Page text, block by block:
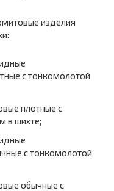
изделия
с тонкомолотой
плотные с
в шихте;
с тонкомолотой
обычные с